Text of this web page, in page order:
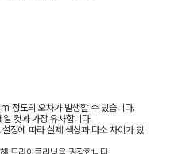
정도의 오차가 발생할 수 있습니다.
컷과 가장 유사합니다.
정에 따라 실제 색상과 다소 차이가 있